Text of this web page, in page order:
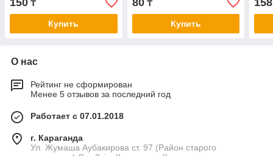
₸
Купить
₸
Купить
↑
О нас
Рейтинг не сформирован
Менее 5 отзывов за последний год
Работает с 07.01.2018
г. Караганда
Ул. Жумаша Аубакирова ст. 97 (Район старого